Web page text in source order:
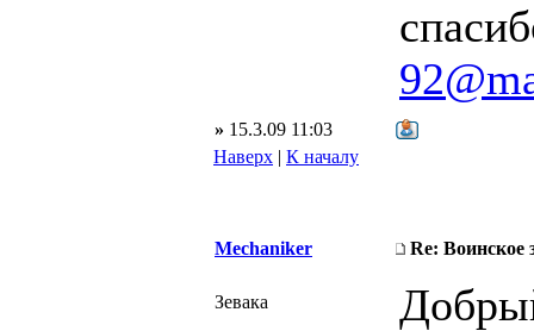
» 15.3.09 11:03
Наверх | К началу
Mechaniker Re: Воинское
Зевака